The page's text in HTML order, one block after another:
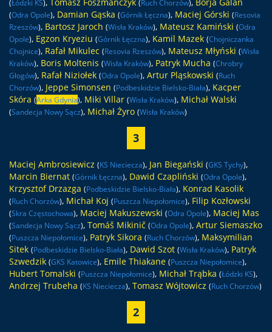
(Łódzki KS) (Ruch Chorzów)
(Odra Opole), Damian Gąska (Górnik Łęczna), Maciej Górski (Resovia
Rzeszów), Bartosz Jaroch (Wisła Kraków), Mateusz Kamiński (Odra
Opole), Egzon Kryeziu (Górnik Łęczna), Kamil Mazek (Chojniczanka
Chojnice), Rafał Mikulec (Resovia Rzeszów), Mateusz Młyński (Wisła
Kraków), Boris Moltenis (Wisła Kraków), Patryk Mucha (Chrobry
Głogów), Rafał Niziołek (Odra Opole), Artur Pląskowski (Ruch
Chorzów), Jeppe Simonsen (Podbeskidzie Bielsko-Biała), Kacper
Skóra (Arka Gdynia), Miki Villar (Wisła Kraków), Michał Walski
(Sandecja Nowy Sącz), Michał Żyro (Wisła Kraków)
3
Maciej Ambrosiewicz (KS Nieciecza), Jan Biegański (GKS Tychy),
Marcin Biernat (Górnik Łęczna), Dawid Czapliński (Odra Opole),
Krzysztof Drzazga (Podbeskidzie Bielsko-Biała), Konrad Kasolik
(Ruch Chorzów), Michał Koj (Puszcza Niepołomice), Filip Kozłowski
(Skra Częstochowa), Maciej Makuszewski (Odra Opole), Maciej Mas
(Sandecja Nowy Sącz), Tomáš Mikinič (Odra Opole), Artur Siemaszko
(Puszcza Niepołomice), Patryk Sikora (Ruch Chorzów), Maksymilian
Sitek (Podbeskidzie Bielsko-Biała), Dawid Szot (Wisła Kraków), Patryk
Szwedzik (GKS Katowice), Emile Thiakane (Puszcza Niepołomice),
Hubert Tomalski (Puszcza Niepołomice), Michał Trąbka (Łódzki KS),
Andrzej Trubeha (KS Nieciecza), Tomasz Wójtowicz (Ruch Chorzów)
2